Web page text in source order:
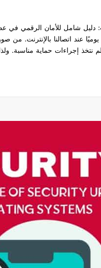
دليل شامل للأمان الرقمي في
عند اتصالنا بالإنترنت. من
لم نتخذ إجراءات حماية مناسبة.